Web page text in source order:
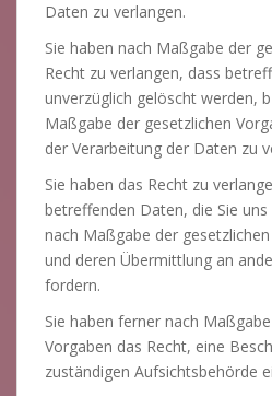
Daten zu verlangen.
Sie haben nach Maßgabe der
Recht zu verlangen, dass
unverzüglich gelöscht werden,
Maßgabe der gesetzlichen
der Verarbeitung der Daten zu
Sie haben das Recht zu
betreffenden Daten, die Sie
nach Maßgabe der
und deren Übermittlung an
fordern.
Sie haben ferner nach
Vorgaben das Recht, eine
zuständigen Aufsichtsbehörde